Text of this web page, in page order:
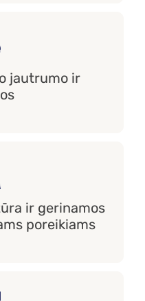
jautrumo ir
ir gerinamos
poreikiams